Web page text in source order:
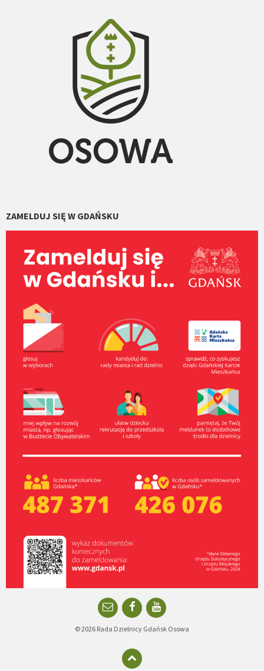
ZAMELDUJ SIĘ W GDAŃSKU
EmailFacebookYouTube
© 2026 Rada Dzielnicy Gdańsk Osowa